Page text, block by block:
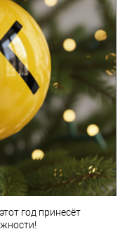
год принесёт